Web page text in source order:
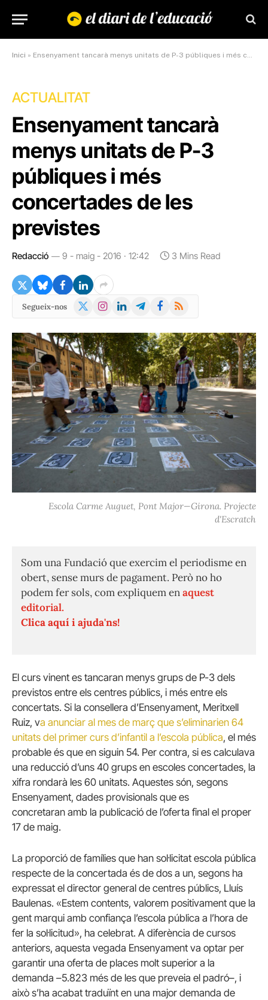
Inici » Ensenyament tancarà menys unitats de P-3 públiques i més concertades de les previstes
ACTUALITAT
Ensenyament tancarà
menys unitats de P-3
públiques i més
concertades de les
previstes
Redacció 9 - maig - 2016 · 12:42 3 Mins Read
Segueix-nos
X
Instagram
LinkedInTelegramFacebook
RSS
Escola Carme Auguet, Pont Major—Girona. Projecte
d'Escratch
Som una Fundació que exercim el periodisme en
obert, sense murs de pagament. Però no ho
podem fer sols, com expliquem enaquest
editorial.
Clica aquí i ajuda'ns!
El curs vinent es tancaran menys grups de P-3 dels
previstos entre els centres públics, i més entre els
concertats. Si la consellera d’Ensenyament, Meritxell
Ruiz, va anunciar al mes de març que s’eliminarien 64
unitats del primer curs d’infantil a l’escola pública, el més
probable és que en siguin 54. Per contra, si es calculava
una reducció d’uns 40 grups en escoles concertades, la
xifra rondarà les 60 unitats. Aquestes són, segons
Ensenyament, dades provisionals que es
concretaran amb la publicació de l’oferta final el proper
17 de maig.
La proporció de famílies que han sol·licitat escola pública
respecte de la concertada és de dos a un, segons ha
expressat el director general de centres públics, Lluís
Baulenas. «Estem contents, valorem positivament que la
gent marqui amb confiança l’escola pública a l’hora de
fer la sol·licitud», ha celebrat. A diferència de cursos
anteriors, aquesta vegada Ensenyament va optar per
garantir una oferta de places molt superior a la
demanda –5.823 més de les que preveia el padró–, i
això s’ha acabat traduïnt en una major demanda de